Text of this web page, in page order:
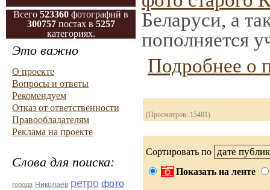
Всего 523360 фотографий в
300757постах в 5257
категориях.
Это важно
О проекте
Вопросы и ответы
Рекомендуем
Отказ от ответственности
Правообладателям
Реклама на проекте
Слова для поиска:
города Николаев ретро фото
Беларуси, а
пополняется
Подробнее о
(Просмотров: 15481)
Сортировать по
Показать на ленте